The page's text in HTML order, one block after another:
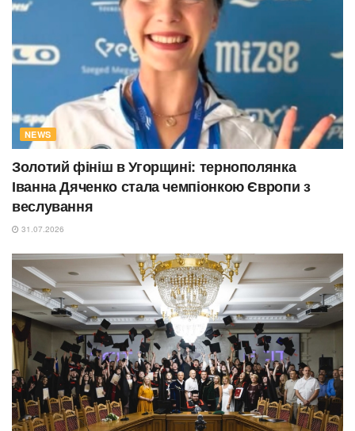
NEWS
Золотий фініш в Угорщині: тернополянка
Іванна Дяченко стала чемпіонкою Європи з
веслування
31.07.2026